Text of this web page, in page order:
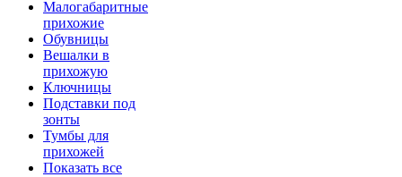
Малогабаритные
прихожие
Обувницы
Вешалки в
прихожую
Ключницы
Подставки под
зонты
Тумбы для
прихожей
Показать все